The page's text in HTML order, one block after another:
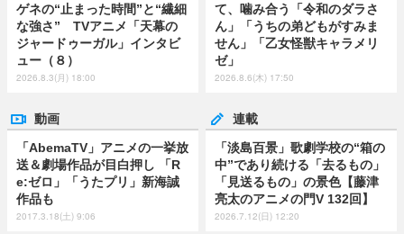
ゲネの“止まった時間”と“繊細
な強さ” TVアニメ「天幕の
ジャードゥーガル」インタビ
ュー（８）
2026.8.3(月) 18:00
て、噛み合う「令和のダラさ
ん」「うちの弟どもがすみま
せん」「乙女怪獣キャラメリ
ゼ」
2026.8.6(木) 17:50
動画
「AbemaTV」アニメの一挙放
送＆劇場作品が目白押し 「R
e:ゼロ」「うたプリ」新海誠
作品も
2017.3.18(土) 9:06
連載
「淡島百景」歌劇学校の“箱の
中”であり続ける「去るもの」
「見送るもの」の景色【藤津
亮太のアニメの門V 132回】
2026.7.12(日) 12:20